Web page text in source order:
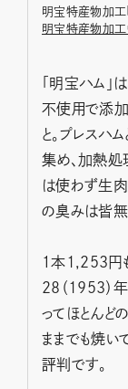
明宝特産物加工
明宝特産物加工
「明宝ハム
不使用で添加
と。プレスハ
集め、加熱処
は使わず生肉
の臭みは皆無
１本1,253円
28（1953）
ってほとんど
ままでも焼い
評判です。